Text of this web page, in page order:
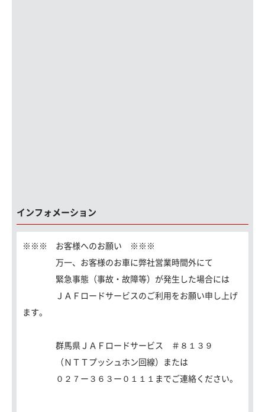
インフォメーション
※※※ お客様へのお願い ※※※
万一、お客様のお車に弊社営業時間外にて
緊急事態（事故・故障等）が発生した場合には
ＪＡＦロードサービスのご利用をお願い申し上げ
ます。
群馬県ＪＡＦロードサービス ＃８１３９
（ＮＴＴプッシュホン回線）または
０２７ー３６３ー０１１１までご連絡ください。